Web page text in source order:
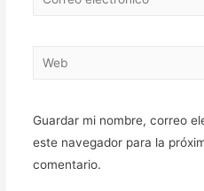
Web
Guardar mi nombre, correo
este navegador para la
comentario.